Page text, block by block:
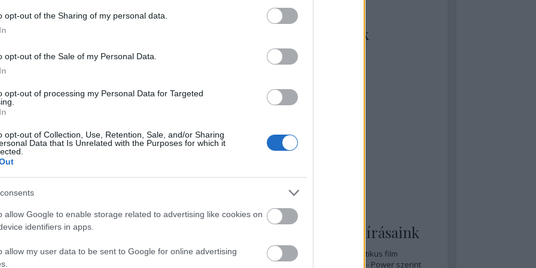
opt-out of the Sharing of my personal data.
opt-out of the Sale of my Personal Data.
opt-out of processing my Personal Data for Targeted
opt-out of Collection, Use, Retention, Sale, and/or Sharing
Data that Is Unrelated with the Purposes for which it
allow Google to enable storage related to advertising like cookies on
identifiers in apps.
allow my user data to be sent to Google for online advertising
Neumann Jánosról sem közismert, hogy
és még számos hasonló érdekességről
a szerző. Megidéződnek olyan híres
Batthány Lajos vagy Rejtő Jenő. Olyan legendás
mint a Somossy Orfeum - amely a mai
-, vagy a budai Disneyland, vagy a
régen elfelejtett népről, az eraviszkuszokról,
Ruttkai Éváról és Korda Györgyről is, és akkor
sorban kerülnek a szemünk elé az
a könyv, amely úgy osztja meg velünk
a bulvár szintjére.
gép zuhant, volt olyan, amelyet mágnás vagy
kerül a Körszálló is, és még számtalan érdekes
amelynek nemcsak a múltját, hanem a
bele lehet veszni a történetek tömkelegébe,
gazdagabbak, irányul rá a figyelmünk olyan
fel kell keresnünk. A legérdekesebbek
akiknek a sorsát megismerhetjük, félelmetes,
egy olyan név is, mint Hopp Ferencé, aki
körüli útjára. Nagyon változatos az épületek
történeteket rejtenek a falaik, érdemes
a történelem szerelmeseinek ajánlom ezt a
Akiket szívesen
nézünk/olvasunk
Borosta szerint
DarkSide Joint
Filmbook
Filmtrailer
Mozi Mánia app
Nézze meg az ember!
Jus & Calzone
A legolvasottabb írásaink
A 20 legjobb posztapokaliptikus film
A 15 legjobb időutazós film - Power szerint